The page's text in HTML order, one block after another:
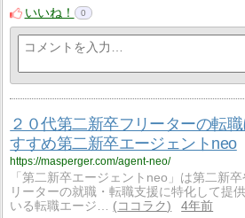
いいね！
0
２０代第二新卒フリーターの転
すすめ第二新卒エージェントneo
https://masperger.com/agent-neo/
「第二新卒エージェントneo」は第二新卒
リーターの就職・転職支援に特化して提
いる転職エージ…
ココラク
4年前